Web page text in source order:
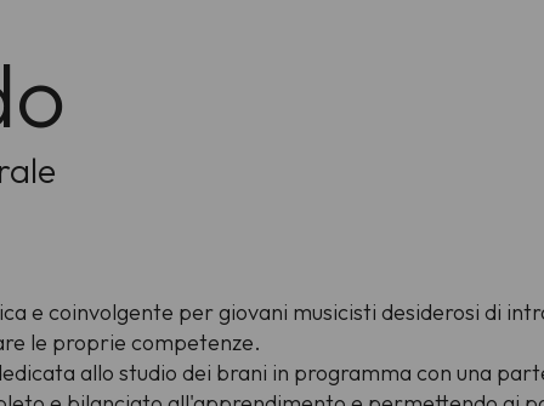
e coinvolgente per giovani musicisti desiderosi di
le proprie competenze.
allo studio dei brani in programma con una